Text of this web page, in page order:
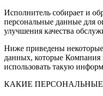
Исполнитель собирает и
персональные данные для
улучшения качества
Ниже приведены
данных, которые
использовать такую
КАКИЕ